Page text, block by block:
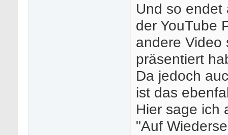
Und so endet
der YouTube
andere Video
präsentiert
Da jedoch
ist das
Hier sage ich
"Auf